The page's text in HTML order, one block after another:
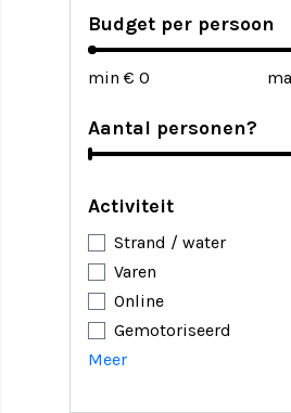
Budget per persoon
min €
Aantal personen?
Activiteit
Strand / water
Varen
Online
Gemotoriseerd
Meer